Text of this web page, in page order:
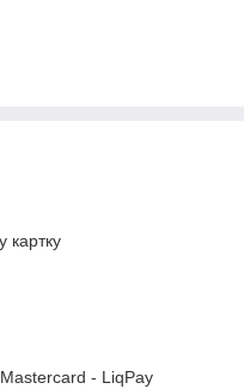
картку
- LiqPay